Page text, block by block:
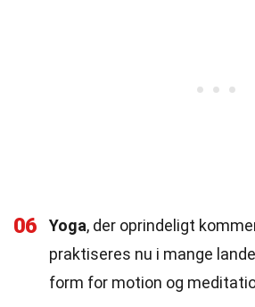
06 Yoga, der oprindeligt
praktiseres nu i mange
form for motion og